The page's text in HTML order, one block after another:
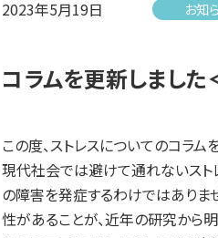
2023年5月19日 お知
コラムを更新しまし
この度、ストレスについてのコラム
現代社会では避けて通れないスト
の障害を発症するわけではありま
性があることが、近年の研究から